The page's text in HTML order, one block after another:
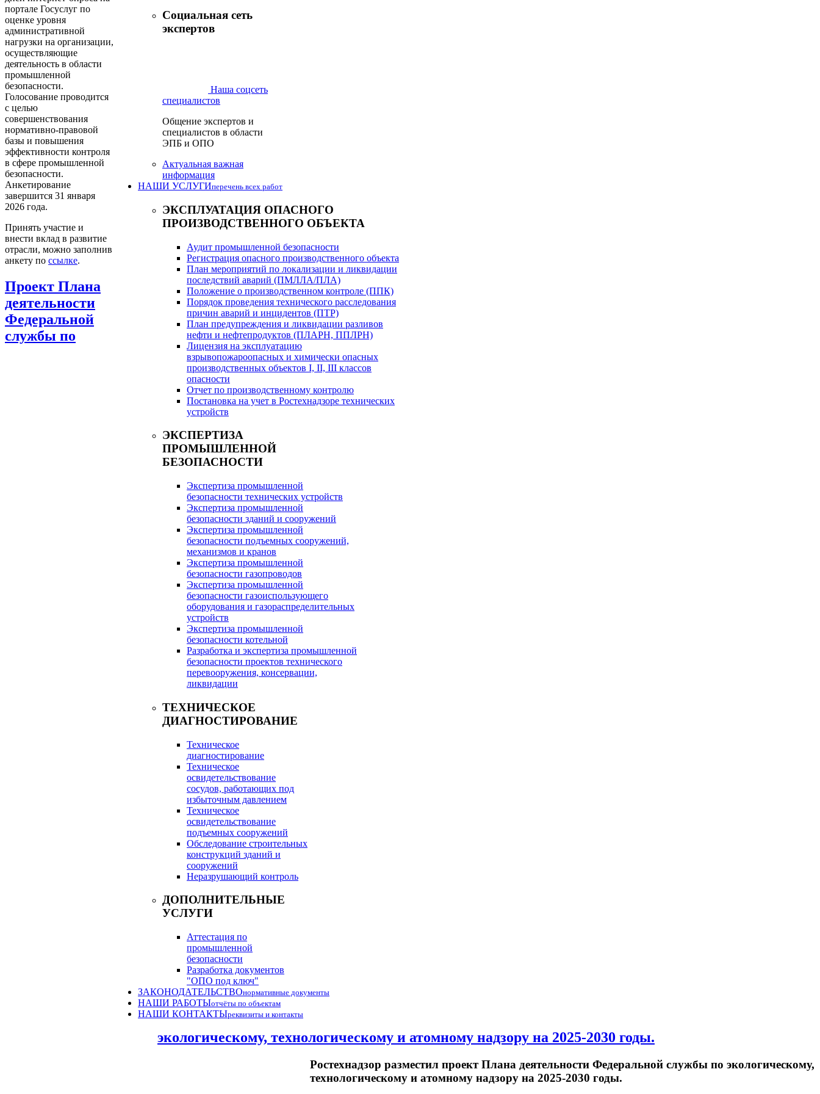
Социальная сеть
экспертов
Наша соцсеть
специалистов
Общение экспертов и
специалистов в области
ЭПБ и ОПО
Актуальная важная
информация
НАШИ УСЛУГИперечень всех работ
ЭКСПЛУАТАЦИЯ ОПАСНОГО
ПРОИЗВОДСТВЕННОГО ОБЪЕКТА
Аудит промышленной безопасности
Регистрация опасного производственного объекта
План мероприятий по локализации и ликвидации
последствий аварий (ПМЛЛА/ПЛА)
Положение о производственном контроле (ППК)
Порядок проведения технического расследования
причин аварий и инцидентов (ПТР)
План предупреждения и ликвидации разливов
нефти и нефтепродуктов (ПЛАРН, ППЛРН)
Лицензия на эксплуатацию
взрывопожароопасных и химически опасных
производственных объектов I, II, III классов
опасности
Отчет по производственному контролю
Постановка на учет в Ростехнадзоре технических
устройств
ЭКСПЕРТИЗА
ПРОМЫШЛЕННОЙ
БЕЗОПАСНОСТИ
Экспертиза промышленной
безопасности технических устройств
Экспертиза промышленной
безопасности зданий и сооружений
Экспертиза промышленной
безопасности подъемных сооружений,
механизмов и кранов
Экспертиза промышленной
безопасности газопроводов
Экспертиза промышленной
безопасности газоиспользующего
оборудования и газораспределительных
устройств
Экспертиза промышленной
безопасности котельной
Разработка и экспертиза промышленной
безопасности проектов технического
перевооружения, консервации,
ликвидации
ТЕХНИЧЕСКОЕ
ДИАГНОСТИРОВАНИЕ
Техническое
диагностирование
Техническое
освидетельствование
сосудов, работающих под
избыточным давлением
Техническое
освидетельствование
подъемных сооружений
Обследование строительных
конструкций зданий и
сооружений
Неразрушающий контроль
ДОПОЛНИТЕЛЬНЫЕ
УСЛУГИ
Аттестация по
промышленной
безопасности
Разработка документов
"ОПО под ключ"
ЗАКОНОДАТЕЛЬСТВОнормативные документы
НАШИ РАБОТЫотчёты по объектам
НАШИ КОНТАКТЫреквизиты и контакты
портале Госуслуг по
оценке уровня
административной
нагрузки на организации,
осуществляющие
деятельность в области
промышленной
безопасности.
Голосование проводится
с целью
совершенствования
нормативно-правовой
базы и повышения
эффективности контроля
в сфере промышленной
безопасности.
Анкетирование
завершится 31 января
2026 года.
Принять участие и
внести вклад в развитие
отрасли, можно заполнив
анкету по ссылке.
Проект Плана
деятельности
Федеральной
службы по
экологическому, технологическому и атомному надзору на 2025-2030 годы.
Ростехнадзор разместил проект Плана деятельности Федеральной службы по экологическому,
технологическому и атомному надзору на 2025-2030 годы.